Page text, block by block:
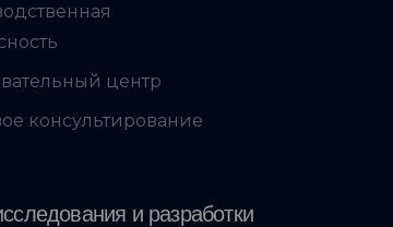
центр
консультирование
и разработки